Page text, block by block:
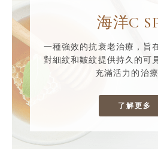
海洋C
一種強效的抗衰老治療，旨
對細紋和皺紋提供持久的可
充滿活力的治
了解更多